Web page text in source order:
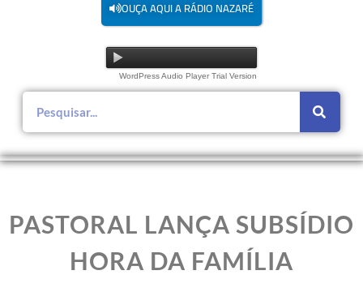
OUÇA AQUI A RÁDIO NAZARÉ
WordPress Audio Player Trial Version
PASTORAL LANÇA SUBSÍDIO
HORA DA FAMÍLIA